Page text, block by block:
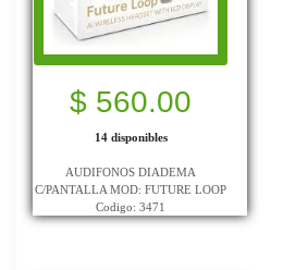
$ 560.00
14 disponibles
AUDIFONOS DIADEMA
C/PANTALLA MOD: FUTURE LOOP
Codigo: 3471